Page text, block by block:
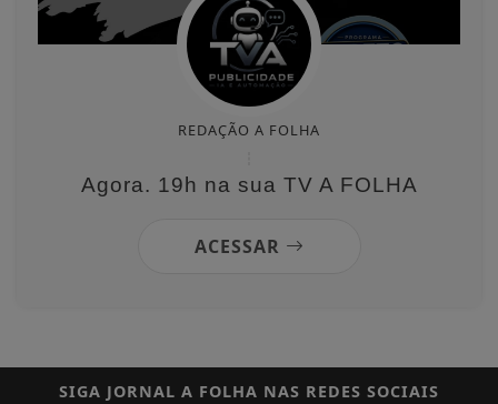
REDAÇÃO A FOLHA
Agora. 19h na sua TV A FOLHA
ACESSAR
SIGA JORNAL A FOLHA NAS REDES SOCIAIS